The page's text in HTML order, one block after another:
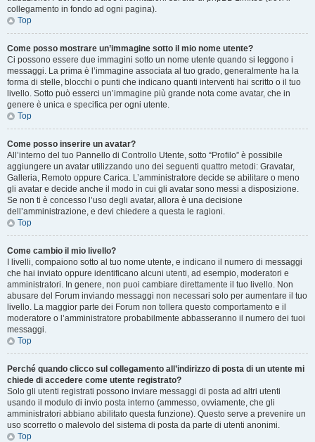
collegamento in fondo ad ogni pagina).
Top
Come posso mostrare un’immagine sotto il mio nome utente?
Ci possono essere due immagini sotto un nome utente quando si leggono i
messaggi. La prima è l’immagine associata al tuo grado, generalmente ha la
forma di stelle, blocchi o punti che indicano quanti interventi hai scritto o il tuo
livello. Sotto può esserci un’immagine più grande nota come avatar, che in
genere è unica e specifica per ogni utente.
Top
Come posso inserire un avatar?
All’interno del tuo Pannello di Controllo Utente, sotto “Profilo” è possibile
aggiungere un avatar utilizzando uno dei seguenti quattro metodi: Gravatar,
Galleria, Remoto oppure Carica. L’amministratore decide se abilitare o meno
gli avatar e decide anche il modo in cui gli avatar sono messi a disposizione.
Se non ti è concesso l’uso degli avatar, allora è una decisione
dell’amministrazione, e devi chiedere a questa le ragioni.
Top
Come cambio il mio livello?
I livelli, compaiono sotto al tuo nome utente, e indicano il numero di messaggi
che hai inviato oppure identificano alcuni utenti, ad esempio, moderatori e
amministratori. In genere, non puoi cambiare direttamente il tuo livello. Non
abusare del Forum inviando messaggi non necessari solo per aumentare il tuo
livello. La maggior parte dei Forum non tollera questo comportamento e il
moderatore o l’amministratore probabilmente abbasseranno il numero dei tuoi
messaggi.
Top
Perché quando clicco sul collegamento all’indirizzo di posta di un utente mi
chiede di accedere come utente registrato?
Solo gli utenti registrati possono inviare messaggi di posta ad altri utenti
usando il modulo di invio posta interno (ammesso, ovviamente, che gli
amministratori abbiano abilitato questa funzione). Questo serve a prevenire un
uso scorretto o malevolo del sistema di posta da parte di utenti anonimi.
Top